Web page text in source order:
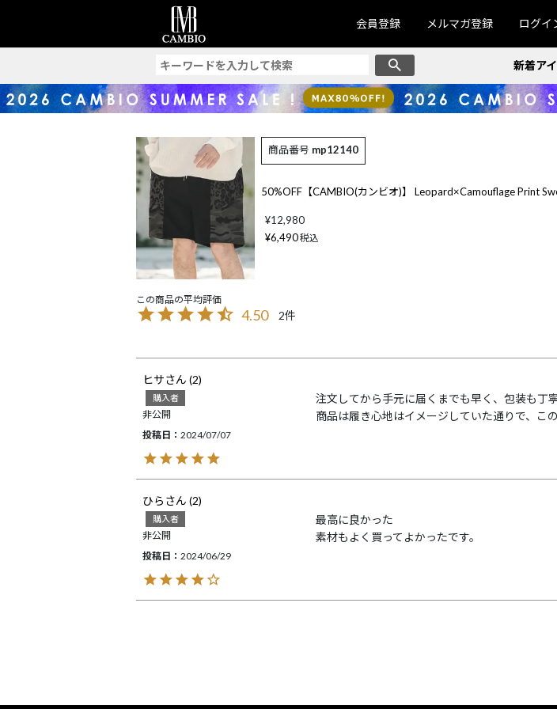
会員登録 メルマガ登録 ログイ
新着ア
50%OFF【CAMBIO(カンビオ)】 Leopard×Camouflage Print
商品番号 mp12140
¥12,980
¥6,490税込
4.50 2
ヒサ 2
購入者
非公開
投稿日
2024/07/07
注文してから手元に届くまでも早く、包装も丁寧
商品は履き心地はイメージしていた通りで、こ
ひら 2
購入者
非公開
投稿日
2024/06/29
最高に良かった
素材もよく買ってよかったです。